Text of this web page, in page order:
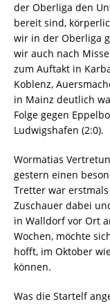
der Oberliga den
bereit sind,
wir in der Oberliga
wir auch nach
zum Auftakt in
Koblenz,
in Mainz deutlich
Folge gegen
Ludwigshafen (2:0).
Wormatias
gestern einen
Tretter war
Zuschauer dabei
in Walldorf vor Ort
Wochen, möchte
hofft, im Oktober
können.
Was die Startelf